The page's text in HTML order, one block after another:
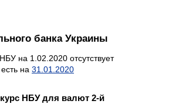
банка Украины
на 1.02.2020 отсутствует
на 31.01.2020
НБУ для валют 2-й